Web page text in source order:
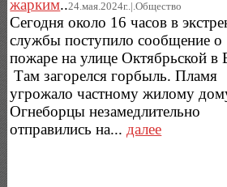
жарким..24.мая.2024г..|.Общество
Сегодня около 16 часов в
службы поступило сообщение о
пожаре на улице Октябрьской в
Там загорелся горбыль. Пламя
угрожало частному жилому
Огнеборцы незамедлительно
отправились на...далее